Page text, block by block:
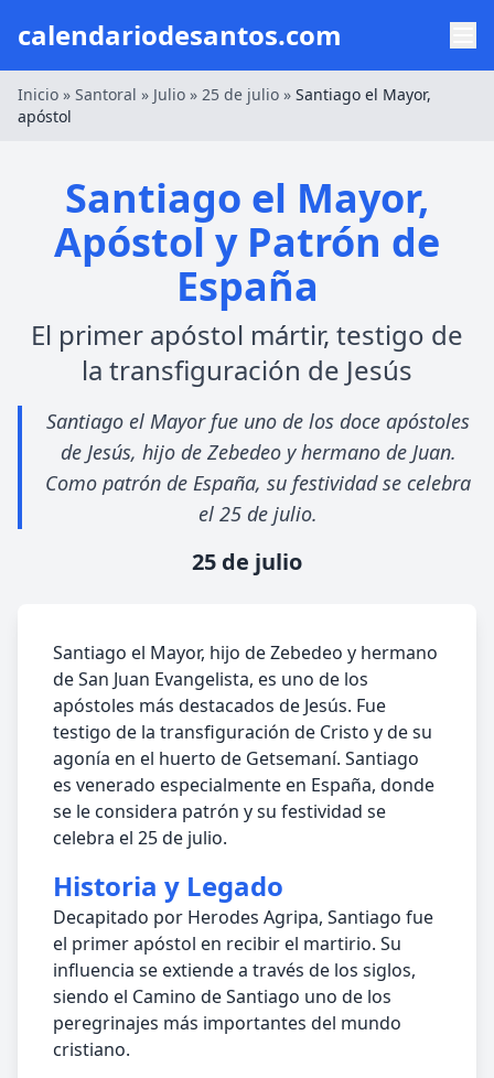
calendariodesantos.com
Inicio » Santoral » Julio » 25 de julio » Santiago el Mayor,
apóstol
Santiago el Mayor,
Apóstol y Patrón de
España
El primer apóstol mártir, testigo de
la transfiguración de Jesús
Santiago el Mayor fue uno de los doce apóstoles
de Jesús, hijo de Zebedeo y hermano de Juan.
Como patrón de España, su festividad se celebra
el 25 de julio.
25 de julio
Santiago el Mayor, hijo de Zebedeo y hermano
de San Juan Evangelista, es uno de los
apóstoles más destacados de Jesús. Fue
testigo de la transfiguración de Cristo y de su
agonía en el huerto de Getsemaní. Santiago
es venerado especialmente en España, donde
se le considera patrón y su festividad se
celebra el 25 de julio.
Historia y Legado
Decapitado por Herodes Agripa, Santiago fue
el primer apóstol en recibir el martirio. Su
influencia se extiende a través de los siglos,
siendo el Camino de Santiago uno de los
peregrinajes más importantes del mundo
cristiano.